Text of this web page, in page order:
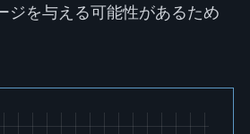
ジを与える可能性があるため